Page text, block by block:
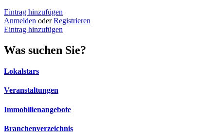
Eintrag hinzufügen
Anmelden oder Registrieren
Eintrag hinzufügen
Was suchen Sie?
Lokalstars
Veranstaltungen
Immobilienangebote
Branchenverzeichnis